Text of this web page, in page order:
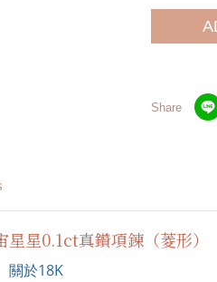
Share
星0.1ct真鑽項鍊（菱形）
關於18K